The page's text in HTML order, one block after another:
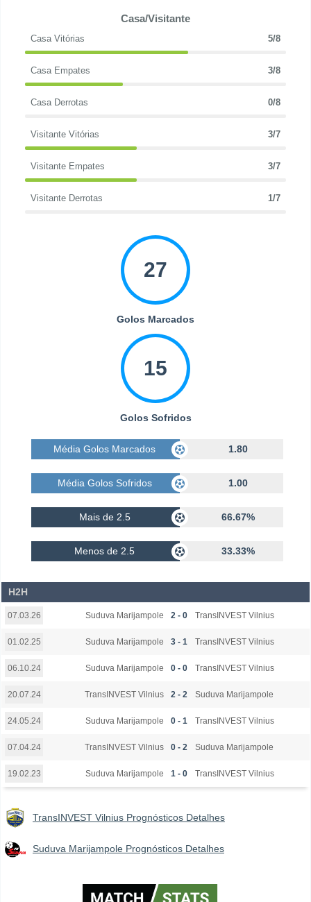
Casa/Visitante
Casa Vitórias 5/8
Casa Empates 3/8
Casa Derrotas 0/8
Visitante Vitórias 3/7
Visitante Empates 3/7
Visitante Derrotas 1/7
27
Golos Marcados
15
Golos Sofridos
Média Golos Marcados 1.80
Média Golos Sofridos 1.00
Mais de 2.5 66.67%
Menos de 2.5 33.33%
H2H
07.03.26 Suduva Marijampole 2 - 0 TransINVEST Vilnius
01.02.25 Suduva Marijampole 3 - 1 TransINVEST Vilnius
06.10.24 Suduva Marijampole 0 - 0 TransINVEST Vilnius
20.07.24 TransINVEST Vilnius 2 - 2 Suduva Marijampole
24.05.24 Suduva Marijampole 0 - 1 TransINVEST Vilnius
07.04.24 TransINVEST Vilnius 0 - 2 Suduva Marijampole
19.02.23 Suduva Marijampole 1 - 0 TransINVEST Vilnius
TransINVEST Vilnius Prognósticos Detalhes
Suduva Marijampole Prognósticos Detalhes